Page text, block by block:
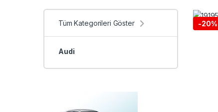
-20%
Tüm Kategorileri Göster
Audi